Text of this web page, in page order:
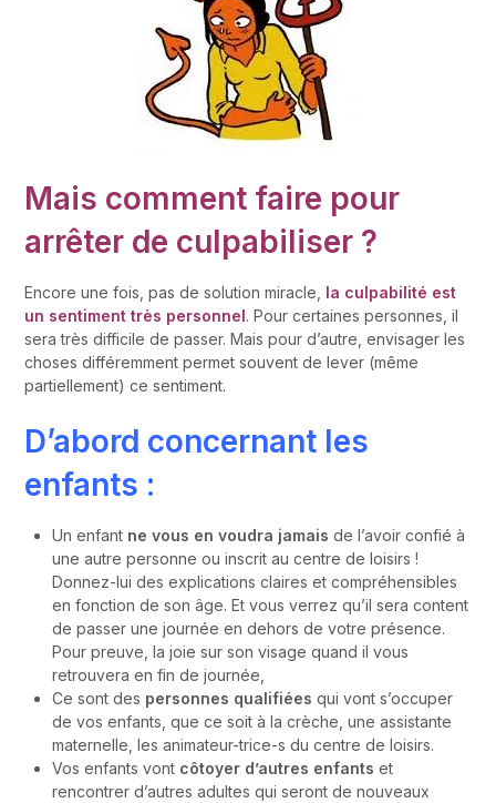
Mais comment faire pour
arrêter de culpabiliser ?
Encore une fois, pas de solution miracle, la culpabilité est
un sentiment très personnel. Pour certaines personnes, il
sera très difficile de passer. Mais pour d’autre, envisager les
choses différemment permet souvent de lever (même
partiellement) ce sentiment.
D’abord concernant les
enfants :
Un enfant ne vous en voudra jamais de l’avoir confié à
une autre personne ou inscrit au centre de loisirs !
Donnez-lui des explications claires et compréhensibles
en fonction de son âge. Et vous verrez qu’il sera content
de passer une journée en dehors de votre présence.
Pour preuve, la joie sur son visage quand il vous
retrouvera en fin de journée,
Ce sont des personnes qualifiées qui vont s’occuper
de vos enfants, que ce soit à la crèche, une assistante
maternelle, les animateur-trice-s du centre de loisirs.
Vos enfants vont côtoyer d’autres enfants et
rencontrer d’autres adultes qui seront de nouveaux